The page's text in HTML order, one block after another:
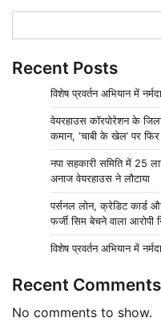
Recent Posts
विशेष प्रवर्तन अभियान में
वेयरहाउस कॉरपोरेशन के
कमान, ‘चाबी के खेल’ पर
नपा सहकारी समिति में 25
अनाज वेयरहाउस ने लौटाया
पर्सनल लोन, क्रेडिट कार्ड
फर्जी सिम बेचने वाला आरोपी
विशेष प्रवर्तन अभियान में
Recent Comments
No comments to show.